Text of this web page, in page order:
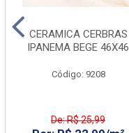
CERAMICA CERBRAS
IPANEMA BEGE 46X46
Código: 9208
De: R$ 25,99